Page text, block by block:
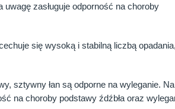
zasługuje odporność na choroby
się wysoką i stabilną liczbą
sztywny łan są odporne na wyleganie.
na choroby podstawy źdźbła oraz